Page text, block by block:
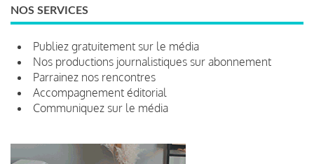
NOS SERVICES
Publiez gratuitement sur le média
Nos productions journalistiques sur abonnement
Parrainez nos rencontres
Accompagnement éditorial
Communiquez sur le média